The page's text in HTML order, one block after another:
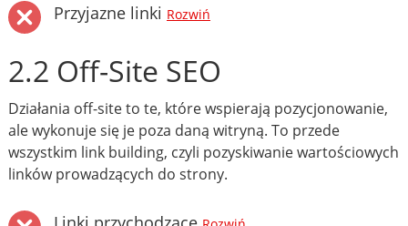
Przyjazne linki Rozwiń
2.2 Off-Site SEO
Działania off-site to te, które wspierają pozycjonowanie,
ale wykonuje się je poza daną witryną. To przede
wszystkim link building, czyli pozyskiwanie wartościowych
linków prowadzących do strony.